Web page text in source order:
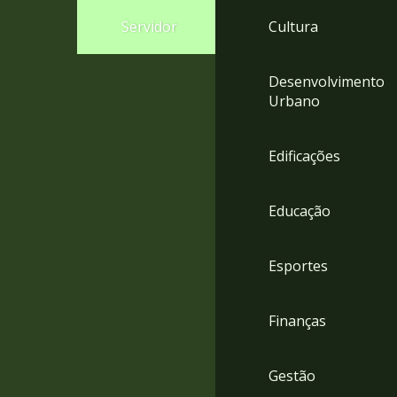
Servidor Cultura
Desenvolvimento
Urbano
Edificações
Educação
Esportes
Finanças
Gestão